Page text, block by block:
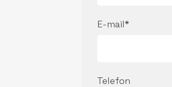
E-mail*
Telefon